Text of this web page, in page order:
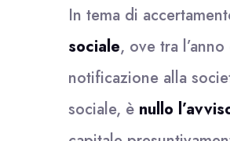
In tema di
sociale, ove tra
notificazione alla
sociale, è nullo